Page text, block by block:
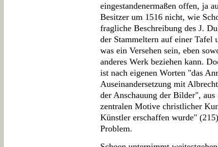
eingestandenermaßen offen, ja
Besitzer um 1516 nicht, wie
fragliche Beschreibung des J.
der Stammeltern auf einer Tafel
was ein Versehen sein, eben
anderes Werk beziehen kann.
ist nach eigenen Worten "das
Auseinandersetzung mit
der Anschauung der Bilder",
zentralen Motive christlicher
Künstler erschaffen wurde"
Problem.